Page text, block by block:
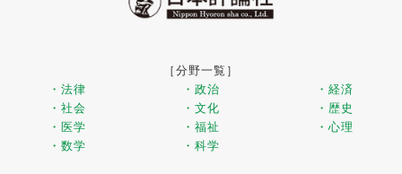
［分野一覧］
・法律
・政治
・経済
・社会
・文化
・歴史
・医学
・福祉
・心理
・数学
・科学